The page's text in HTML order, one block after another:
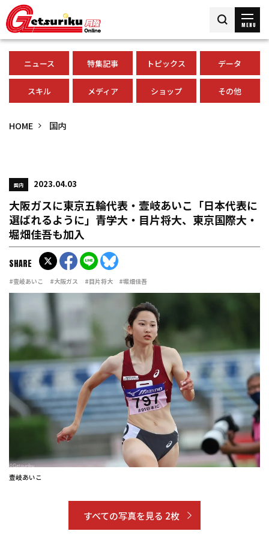
MENU
ニュース 特集記事 トピックス データ
スキル メディア ショップ その他
HOME 国内
国内 2023.04.03
大阪ガスに東京五輪代表・壹岐あいこ「日本代表に
選ばれるように」青学大・目片将大、東京国際大・
堀畑佳吾も加入
#壹岐あいこ #大阪ガス #目片将大 #堀畑佳吾
SHARE
壹岐あいこ
すべての写真を見る 2枚